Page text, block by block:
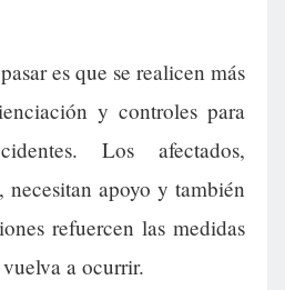
es que se realicen más
y controles para
Los afectados,
apoyo y también
refuercen las medidas
a ocurrir.